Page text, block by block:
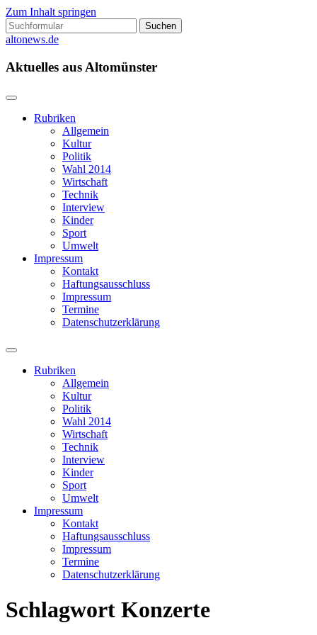
Zum Inhalt springen
Suchen
nach:
altonews.de
Aktuelles aus Altomünster
Rubriken
Allgemein
Kultur
Politik
Wahl 2014
Wirtschaft
Technik
Interview
Kinder
Sport
Umwelt
Impressum
Kontakt
Haftungsausschluss
Impressum
Termine
Datenschutzerklärung
Suchfeld
ein-/ausblenden
Rubriken
Allgemein
Kultur
Politik
Wahl 2014
Wirtschaft
Technik
Interview
Kinder
Sport
Umwelt
Impressum
Kontakt
Haftungsausschluss
Impressum
Termine
Datenschutzerklärung
Schlagwort Konzerte